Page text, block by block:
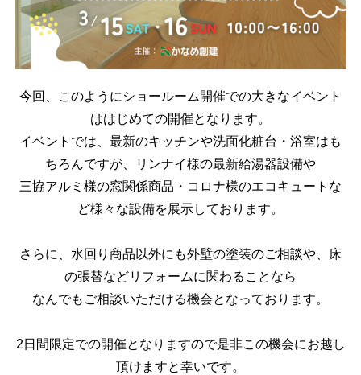
今回、このようにショールーム開催での大きなイベント
ははじめての開催となります。
イベントでは、最新のキッチンや洗面化粧台・浴室はも
ちろんですが、リンナイ様の最新給湯器設備や
三協アルミ様の窓関係商品・コロナ様のエコキュートな
ど様々な設備を展示しております。
さらに、水回り商品以外にも外壁の塗装のご相談や、床
の張替などリフォームに関わることなら
なんでもご相談いただける機会となっております。
2日間限定での開催となりますので是非この機会にお越し
頂けますと幸いです。